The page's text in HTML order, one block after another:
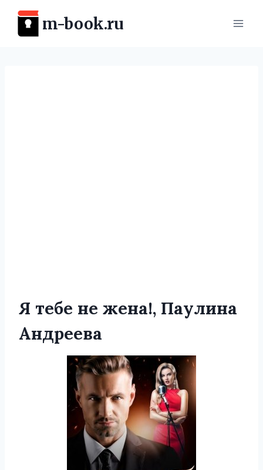
Перейти
содержимому
m-book.ru
Я тебе не жена!, Паулина
Андреева